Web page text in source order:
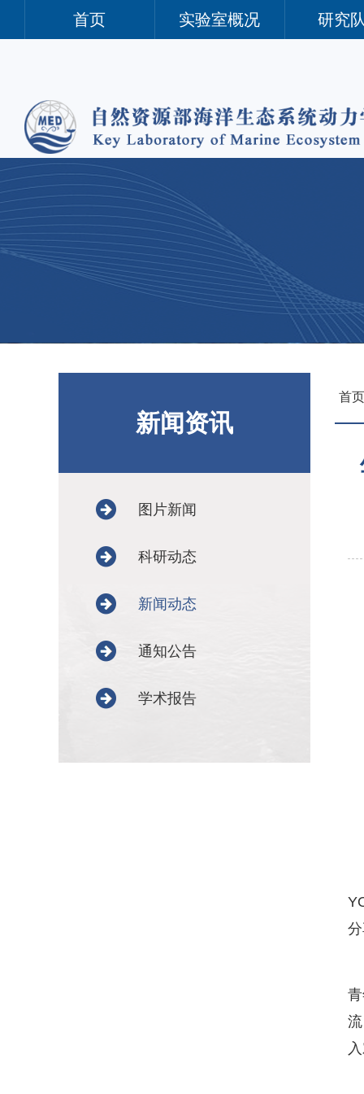
首页 实验室概况 研究
新闻资讯
图片新闻
科研动态
新闻动态
通知公告
学术报告
首